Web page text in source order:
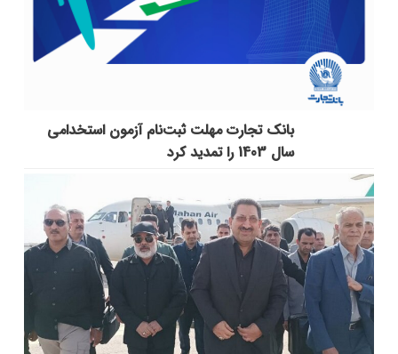
بانک تجارت مهلت ثبت‌نام آزمون استخدامی
سال 1403 را تمدید کرد